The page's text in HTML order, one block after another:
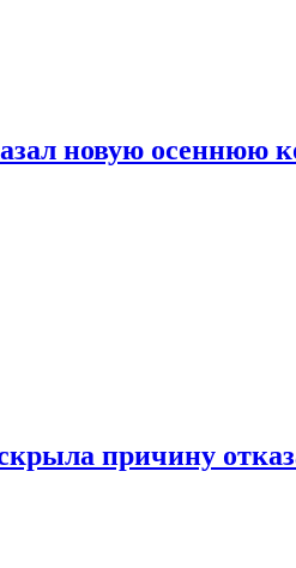
новую осеннюю
причину